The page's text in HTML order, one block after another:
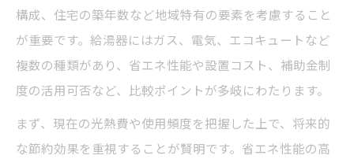
構成、住宅の築年数など地域特有の要素を考慮すること
が重要です。給湯器にはガス、電気、エコキュートなど
複数の種類があり、省エネ性能や設置コスト、補助金制
度の活用可否など、比較ポイントが多岐にわたります。
まず、現在の光熱費や使用頻度を把握した上で、将来的
な節約効果を重視することが賢明です。省エネ性能の高